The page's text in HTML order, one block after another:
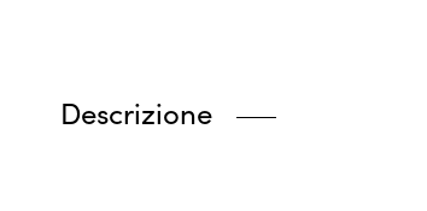
Descrizione